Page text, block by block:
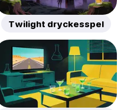
Twilight dryckesspel